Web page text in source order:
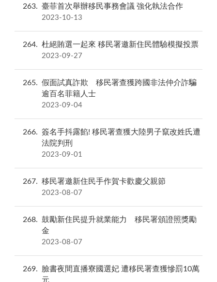
263 臺菲首次舉辦移民事務會議 強化執法合作
2023-10-13
264 杜絕賄選一起來 移民署邀新住民體驗模擬投票
2023-09-27
265
假面試真詐欺 移民署查獲跨國非法仲介詐騙
逾百名菲籍人士
2023-09-04
266
簽名手抖露餡! 移民署查獲大陸男子竄改姓氏遭
法院判刑
2023-09-01
267 移民署邀新住民手作賀卡歡慶父親節
2023-08-07
268
鼓勵新住民提升就業能力 移民署頒證照獎勵
金
2023-08-07
269
臉書夜間直播寮國選妃 遭移民署查獲慘罰10萬
元